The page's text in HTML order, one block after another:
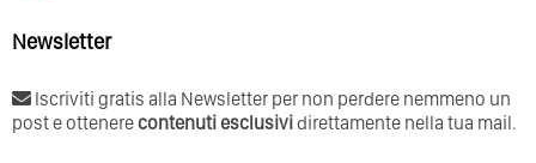
Newsletter
Iscriviti gratis alla Newsletter per non perdere nemmeno un
post e ottenerecontenuti esclusividirettamente nella tua mail.